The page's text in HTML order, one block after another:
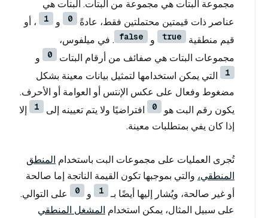
مجموعة البتات هي مجموعة من البتات. البتات هي
عناصر ذات قيمتين محتملتين فقط، عادةً
0 و 1
، أو
قيم منطقية
true و false . في ميلفوس،
مجموعات البتات هي صفائف من أرقام البتات
0 و
1
التي يمكن استخدامها لتمثيل بيانات معينة بشكل
مضغوط وفعال على عكس الإنتس أو العوامة أو الأحرف.
يكون رقم البت هو
0 افتراضيًا ولا يتم تعيينه إلى 1
إلا
إذا كان يفي بمتطلبات معينة.
تُجرى العمليات على مجموعات البت باستخدام المنطق
المنطقي، والتي بموجبها تكون القيمة الناتجة إما صالحة
أو غير صالحة، ويُشار إليها أيضًا بـ
1 و 0
على التوالي.
على سبيل المثال، يمكن استخدام المشغل المنطقي